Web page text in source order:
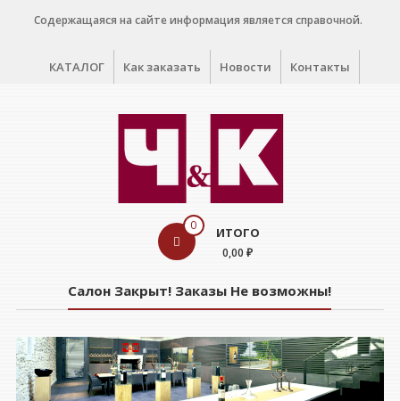
Содержащаяся на сайте информация является справочной.
КАТАЛОГ Как заказать Новости Контакты
дегустации
0 ИТОГО
0,00 ₽
Салон Закрыт! Заказы Не возможны!